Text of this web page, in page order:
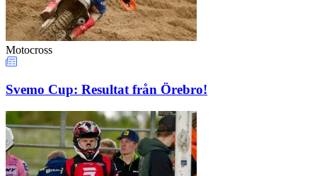
Motocross
Svemo Cup: Resultat från Örebro!